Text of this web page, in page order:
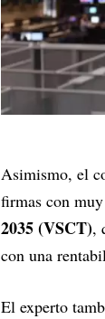
Asimismo, el
firmas con
2035 (VSCT),
con una
El experto